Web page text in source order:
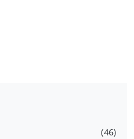
46